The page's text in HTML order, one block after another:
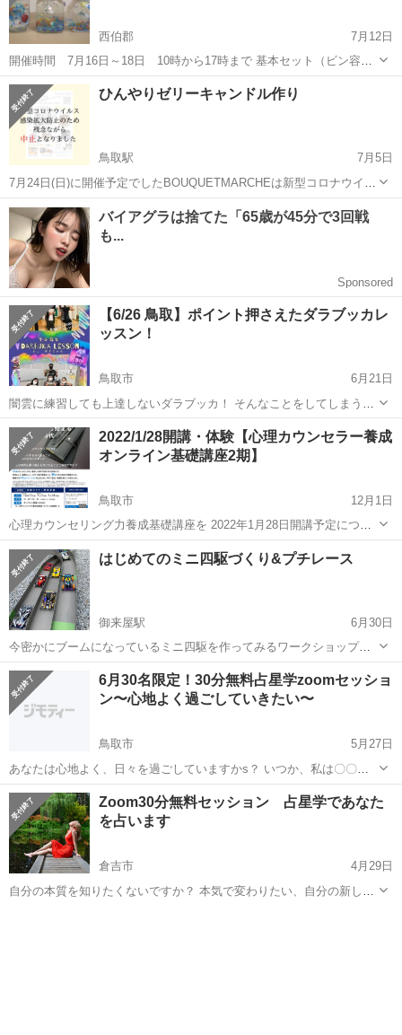
西伯郡
7月12日
開催時間 7月16日～18日 10時から17時まで 基本セット（ビン容
器、カラー石、ぷよぷよボール、クリスタルアイス、貝殻がセット）
1320円～ 浮き輪ガラス細工440円 その他のパーツ110円～ 少し変わっ
た。...
鳥取 西伯郡 ワークショップ
ひんやりゼリーキャンドル作り
鳥取駅
7月5日
7月24日(日)に開催予定でしたBOUQUETMARCHEは新型コロナウイル
スの感染拡大防止の為、残念ながら中止となりました。 ご迷惑をお掛
けし申し訳ありませんが、ご理解の程宜しくお願い致します。 また、
店舗にて感染対策...
鳥取 鳥取市 ワークショップ MARCHE
【6/26 鳥取】ポイント押さえたダラブッカレ
ッスン！
鳥取市
6月21日
闇雲に練習しても上達しないダラブッカ！ そんなことをしてしまう
と、 手の癖を直すのが大変っ‼️ 他で習っていたけど、上達を実感でき
ず、 最終的にはまちゃん先生に辿り着き、 救われた人は数知れず✨
先生選びを間違うと、いつま...
鳥取 鳥取市 ワークショップ 先生
2022/1/28開講・体験【心理カウンセラー養成
オンライン基礎講座2期】
鳥取市
12月1日
心理カウンセリング力養成基礎講座を 2022年1月28日開講予定につ
き、体験セミナーのご案内です。 ＊＊＊＊＊＊＊＊＊＊＊＊＊＊ 「イ
ンナーチェンジングセラピー ～内面から変わるカウンセリング～」
の...
鳥取 鳥取市 ワークショップ 心理
はじめてのミニ四駆づくり&プチレース
御来屋駅
6月30日
今密かにブームになっているミニ四駆を作ってみるワークショップで
す。 乾電池や工具はこちらで用意してますし、作り方をレクチャーし
ますので、はじめての方やお子様でも安心してご参加頂けます。 大体
１０歳前後から完全に自作できます。...
鳥取 西伯郡 御来屋駅 ワークショップ ミニ四駆
6月30名限定！30分無料占星学zoomセッショ
ン〜心地よく過ごしていきたい〜
鳥取市
5月27日
あなたは心地よく、日々を過ごしていますかs？ いつか、私は〇〇を
する！！のいつかは、いつですか？ 時間があったら、 お金があった
ら、 来る時が来たら... っていったい、いつ！？ 5月26日の皆既月蝕を
機...
鳥取 鳥取市 ワークショップ
Zoom30分無料セッション 占星学であなた
を占います
倉吉市
4月29日
自分の本質を知りたくないですか？ 本気で変わりたい、自分の新しい